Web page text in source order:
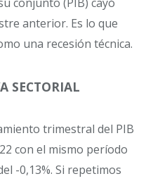
anterior. Es lo que
una recesión técnica.
SECTORIAL
trimestral del PIB
con el mismo período
-0,13%. Si repetimos